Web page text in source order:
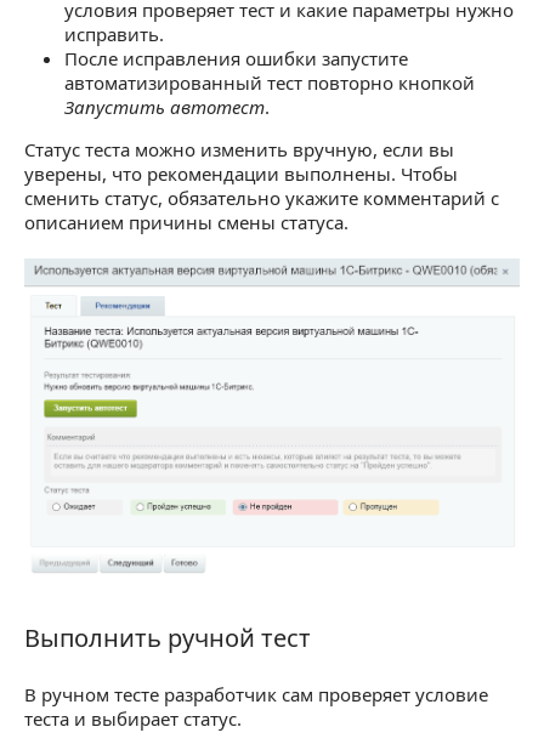
условия проверяет тест и какие параметры нужно
исправить.
После исправления ошибки запустите
автоматизированный тест повторно кнопкой
Запустить автотест.
Статус теста можно изменить вручную, если вы
уверены, что рекомендации выполнены. Чтобы
сменить статус, обязательно укажите комментарий с
описанием причины смены статуса.
Выполнить ручной тест
Выполнить ручной тест
В ручном тесте разработчик сам проверяет условие
теста и выбирает статус.